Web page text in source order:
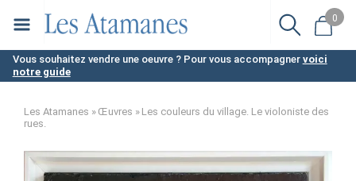
au
contenu
principal
0
Vous souhaitez vendre une oeuvre ? Pour vous accompagner voici
notre guide
Les Atamanes Œuvres
Les couleurs du village. Le violoniste des
rues.